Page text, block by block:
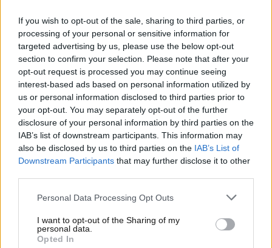
If you wish to opt-out of the sale, sharing to third parties, or
processing of your personal or sensitive information for
targeted advertising by us, please use the below opt-out
section to confirm your selection. Please note that after your
opt-out request is processed you may continue seeing
interest-based ads based on personal information utilized by
us or personal information disclosed to third parties prior to
your opt-out. You may separately opt-out of the further
disclosure of your personal information by third parties on the
IAB’s list of downstream participants. This information may
also be disclosed by us to third parties on the IAB’s List of
Downstream Participants that may further disclose it to other
Personal Data Processing Opt Outs
I want to opt-out of the Sharing of my
personal data.
Opted In
(EASA) ad aver emanato linee guida molto chiaresul
trasporto di batterie portatili, note come power
bank, e di batterie al litio durante il volo.
Divieto ufficiale sui voli aerei:
la svolta di USA e UE
L’EASA stabilisce infatti che le batterie al litio,
comprese quelle utilizzate nei caricabatterie portatili,
devono essere trasportate esclusivamente nel
bagaglio a mano e mai nel bagaglio da stiva.
Inoltre queste batterie devono essere protette
individualmente per evitare cortocircuiti e non
devono essere ricaricate a bordo dell’aereo. È infine
consentito a ogni viaggiatore di portare al massimo